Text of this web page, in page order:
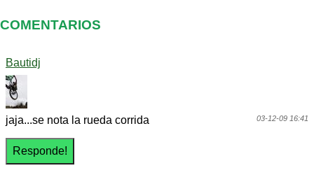
COMENTARIOS
Bautidj
03-12-09 16:41
jaja...se nota la rueda corrida